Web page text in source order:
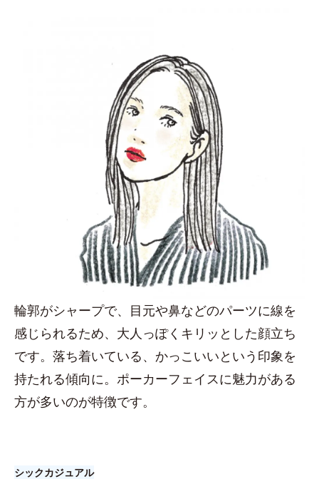
輪郭がシャープで、目元や鼻などのパーツに線を
感じられるため、大人っぽくキリッとした顔立ち
です。落ち着いている、かっこいいという印象を
持たれる傾向に。ポーカーフェイスに魅力がある
方が多いのが特徴です。
シックカジュアル